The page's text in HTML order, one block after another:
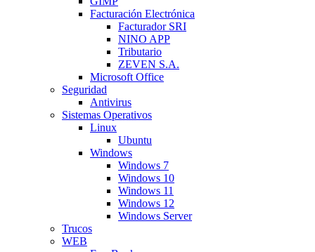
Facturación Electrónica
Facturador SRI
NINO APP
Tributario
ZEVEN S.A.
Microsoft Office
Seguridad
Antivirus
Sistemas Operativos
Linux
Ubuntu
Windows
Windows 7
Windows 10
Windows 11
Windows 12
Windows Server
Trucos
WEB